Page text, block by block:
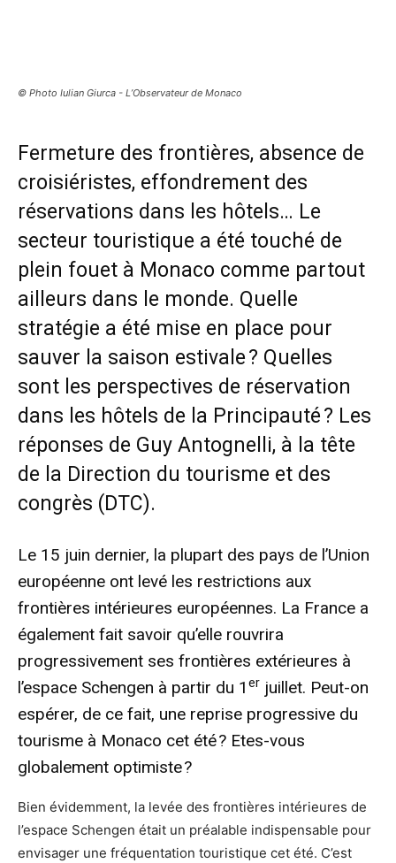
© Photo Iulian Giurca - L’Observateur de Monaco
Fermeture des frontières, absence de
croisiéristes, effondrement des
réservations dans les hôtels… Le
secteur touristique a été touché de
plein fouet à Monaco comme partout
ailleurs dans le monde. Quelle
stratégie a été mise en place pour
sauver la saison estivale ? Quelles
sont les perspectives de réservation
dans les hôtels de la Principauté ? Les
réponses de Guy Antognelli, à la tête
de la Direction du tourisme et des
congrès (DTC).
Le 15 juin dernier, la plupart des pays de l’Union
européenne ont levé les restrictions aux
frontières intérieures européennes. La France a
également fait savoir qu’elle rouvrira
progressivement ses frontières extérieures à
l’espace Schengen à partir du 1 er juillet. Peut-on
espérer, de ce fait, une reprise progressive du
tourisme à Monaco cet été ? Etes-vous
globalement optimiste ?
Bien évidemment, la levée des frontières intérieures de
l’espace Schengen était un préalable indispensable pour
envisager une fréquentation touristique cet été. C’est